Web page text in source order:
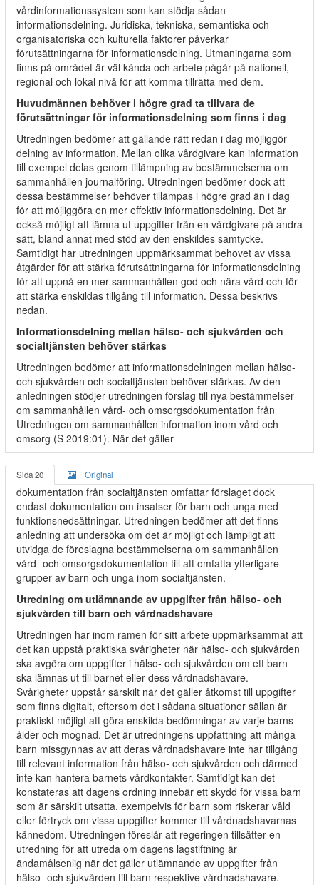
vårdinformationssystem som kan stödja sådan
informationsdelning. Juridiska, tekniska, semantiska och
organisatoriska och kulturella faktorer påverkar
förutsättningarna för informationsdelning. Utmaningarna som
finns på området är väl kända och arbete pågår på nationell,
regional och lokal nivå för att komma tillrätta med dem.
Huvudmännen behöver i högre grad ta tillvara de
förutsättningar för informationsdelning som finns i dag
Utredningen bedömer att gällande rätt redan i dag möjliggör
delning av information. Mellan olika vårdgivare kan information
till exempel delas genom tillämpning av bestämmelserna om
sammanhållen journalföring. Utredningen bedömer dock att
dessa bestämmelser behöver tillämpas i högre grad än i dag
för att möjliggöra en mer effektiv informationsdelning. Det är
också möjligt att lämna ut uppgifter från en vårdgivare på andra
sätt, bland annat med stöd av den enskildes samtycke.
Samtidigt har utredningen uppmärksammat behovet av vissa
åtgärder för att stärka förutsättningarna för informationsdelning
för att uppnå en mer sammanhållen god och nära vård och för
att stärka enskildas tillgång till information. Dessa beskrivs
nedan.
Informationsdelning mellan hälso- och sjukvården och
socialtjänsten behöver stärkas
Utredningen bedömer att informationsdelningen mellan hälso-
och sjukvården och socialtjänsten behöver stärkas. Av den
anledningen stödjer utredningen förslag till nya bestämmelser
om sammanhållen vård- och omsorgsdokumentation från
Utredningen om sammanhållen information inom vård och
omsorg (S 2019:01). När det gäller
Sida 20 Original
dokumentation från socialtjänsten omfattar förslaget dock
endast dokumentation om insatser för barn och unga med
funktionsnedsättningar. Utredningen bedömer att det finns
anledning att undersöka om det är möjligt och lämpligt att
utvidga de föreslagna bestämmelserna om sammanhållen
vård- och omsorgsdokumentation till att omfatta ytterligare
grupper av barn och unga inom socialtjänsten.
Utredning om utlämnande av uppgifter från hälso- och
sjukvården till barn och vårdnadshavare
Utredningen har inom ramen för sitt arbete uppmärksammat att
det kan uppstå praktiska svårigheter när hälso- och sjukvården
ska avgöra om uppgifter i hälso- och sjukvården om ett barn
ska lämnas ut till barnet eller dess vårdnadshavare.
Svårigheter uppstår särskilt när det gäller åtkomst till uppgifter
som finns digitalt, eftersom det i sådana situationer sällan är
praktiskt möjligt att göra enskilda bedömningar av varje barns
ålder och mognad. Det är utredningens uppfattning att många
barn missgynnas av att deras vårdnadshavare inte har tillgång
till relevant information från hälso- och sjukvården och därmed
inte kan hantera barnets vårdkontakter. Samtidigt kan det
konstateras att dagens ordning innebär ett skydd för vissa barn
som är särskilt utsatta, exempelvis för barn som riskerar våld
eller förtryck om vissa uppgifter kommer till vårdnadshavarnas
kännedom. Utredningen föreslår att regeringen tillsätter en
utredning för att utreda om dagens lagstiftning är
ändamålsenlig när det gäller utlämnande av uppgifter från
hälso- och sjukvården till barn respektive vårdnadshavare.